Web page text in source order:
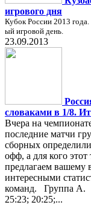
игрового дня
Кубок России 2013
ый игровой день.
23.09.2013
словаками в 1/8.
Вчера на
последние матчи
сборных
офф, а для кого
предлагаем вашему
интересными
команд. Группа А.
25:23; 20:25;...